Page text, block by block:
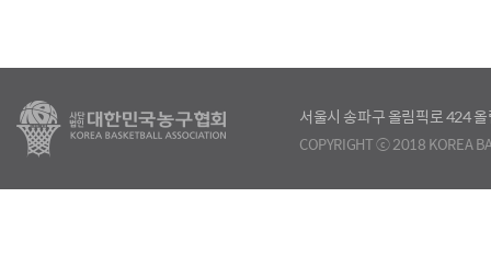
서울시 송파구 올림픽로 424
COPYRIGHT ⓒ 2018 KOREA